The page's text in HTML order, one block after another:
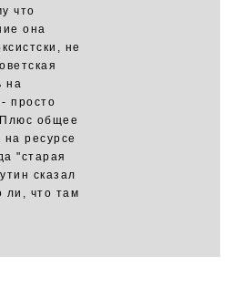
что
она
не
на
просто
общее
на ресурсе
"старая
сказал
ли, что там